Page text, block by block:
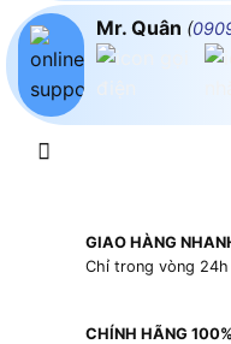
Mr. Quân (
GIAO HÀNG
Chỉ trong vòng 24h
CHÍNH HÃNG 100%